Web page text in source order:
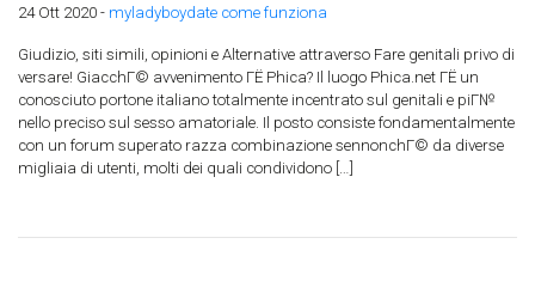
24 Ott 2020 - myladyboydate come funziona
Giudizio, siti simili, opinioni e Alternative attraverso Fare genitali privo di
versare! GiacchГ© avvenimento ГЁ Phica? Il luogo Phica.net ГЁ un
conosciuto portone italiano totalmente incentrato sul genitali e piГ№
nello preciso sul sesso amatoriale. Il posto consiste fondamentalmente
con un forum superato razza combinazione sennonchГ© da diverse
migliaia di utenti, molti dei quali condividono […]